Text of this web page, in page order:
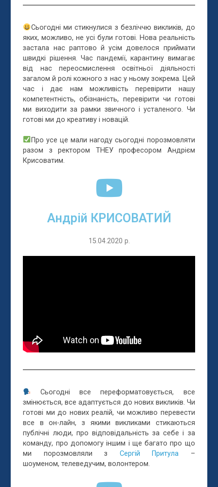
Сьогодні ми стикнулися з безліччю викликів, до
яких, можливо, не усі були готові. Нова реальність
застала нас раптово й усім довелося приймати
швидкі рішення. Час пандемії, карантину вимагає
від нас переосмислення освітньої діяльності
загалом й ролі кожного з нас у ньому зокрема. Цей
час і дає нам можливість перевірити нашу
компетентність, обізнаність, перевірити чи готові
ми виходити за рамки звичного і усталеного. Чи
готові ми до креативу і новацій.
Про усе це мали нагоду сьогодні порозмовляти
разом з ректором ТНЕУ професором Андрієм
Крисоватим.
Андрій КРИСОВАТИЙ
15.04.2020 р.
Сьогодні все переформатовується, все
змінюється, все адаптується до нових викликів. Чи
готові ми до нових реалій, чи можливо перевести
все в он-лайн, з якими викликами стикаються
публічні люди, про відповідальність за себе і за
команду, про допомогу іншим і ще багато про що
ми порозмовляли з Сергій Притула –
шоуменом,телеведучим, волонтером.